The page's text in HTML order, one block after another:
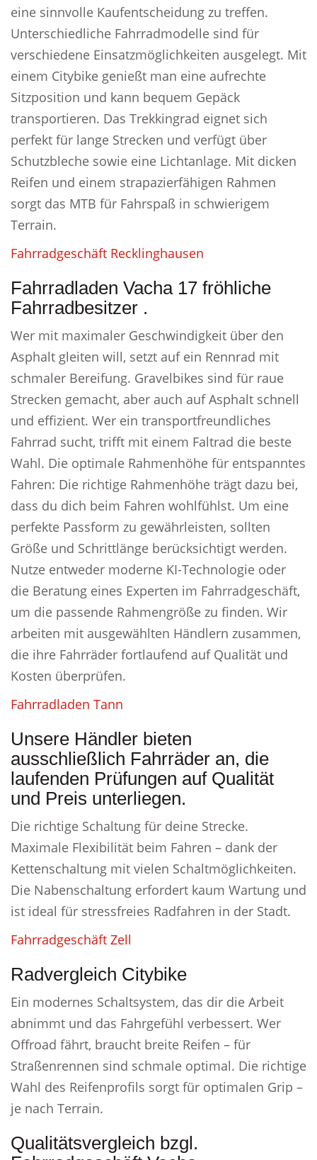
eine sinnvolle Kaufentscheidung zu treffen.
Unterschiedliche Fahrradmodelle sind für
verschiedene Einsatzmöglichkeiten ausgelegt. Mit
einem Citybike genießt man eine aufrechte
Sitzposition und kann bequem Gepäck
transportieren. Das Trekkingrad eignet sich
perfekt für lange Strecken und verfügt über
Schutzbleche sowie eine Lichtanlage. Mit dicken
Reifen und einem strapazierfähigen Rahmen
sorgt das MTB für Fahrspaß in schwierigem
Terrain.
Fahrradgeschäft Recklinghausen
Fahrradladen Vacha 17 fröhliche
Fahrradbesitzer .
Wer mit maximaler Geschwindigkeit über den
Asphalt gleiten will, setzt auf ein Rennrad mit
schmaler Bereifung. Gravelbikes sind für raue
Strecken gemacht, aber auch auf Asphalt schnell
und effizient. Wer ein transportfreundliches
Fahrrad sucht, trifft mit einem Faltrad die beste
Wahl. Die optimale Rahmenhöhe für entspanntes
Fahren: Die richtige Rahmenhöhe trägt dazu bei,
dass du dich beim Fahren wohlfühlst. Um eine
perfekte Passform zu gewährleisten, sollten
Größe und Schrittlänge berücksichtigt werden.
Nutze entweder moderne KI-Technologie oder
die Beratung eines Experten im Fahrradgeschäft,
um die passende Rahmengröße zu finden. Wir
arbeiten mit ausgewählten Händlern zusammen,
die ihre Fahrräder fortlaufend auf Qualität und
Kosten überprüfen.
Fahrradladen Tann
Unsere Händler bieten
ausschließlich Fahrräder an, die
laufenden Prüfungen auf Qualität
und Preis unterliegen.
Die richtige Schaltung für deine Strecke.
Maximale Flexibilität beim Fahren – dank der
Kettenschaltung mit vielen Schaltmöglichkeiten.
Die Nabenschaltung erfordert kaum Wartung und
ist ideal für stressfreies Radfahren in der Stadt.
Fahrradgeschäft Zell
Radvergleich Citybike
Ein modernes Schaltsystem, das dir die Arbeit
abnimmt und das Fahrgefühl verbessert. Wer
Offroad fährt, braucht breite Reifen – für
Straßenrennen sind schmale optimal. Die richtige
Wahl des Reifenprofils sorgt für optimalen Grip –
je nach Terrain.
Qualitätsvergleich bzgl.